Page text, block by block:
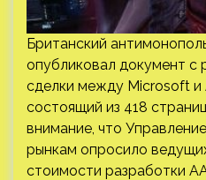
Британский
опубликовал документ с
сделки между Microsoft и
состоящий из 418
внимание, что
рынкам опросило
стоимости разработки